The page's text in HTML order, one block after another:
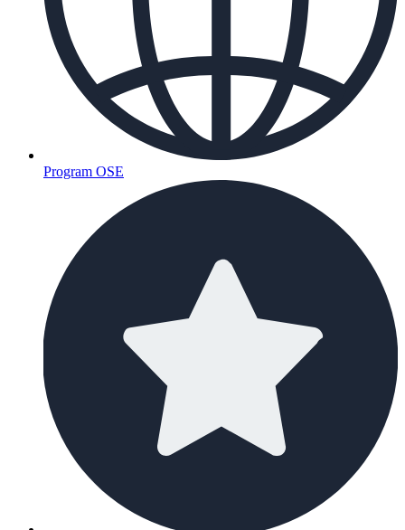
Program OSE